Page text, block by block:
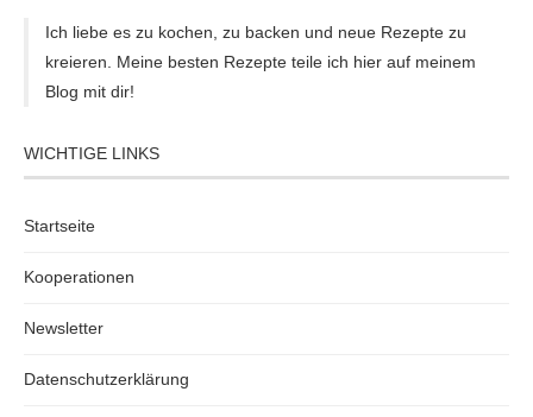
Ich liebe es zu kochen, zu backen und neue Rezepte zu
kreieren. Meine besten Rezepte teile ich hier auf meinem
Blog mit dir!
WICHTIGE LINKS
Startseite
Kooperationen
Newsletter
Datenschutzerklärung